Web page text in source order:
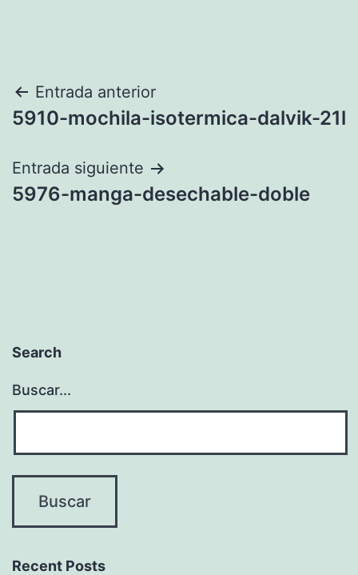
Navegación
de
entradas
Entrada anterior
5910-mochila-isotermica-dalvik-21l
Entrada siguiente
5976-manga-desechable-doble
Search
Buscar...
Recent Posts